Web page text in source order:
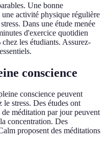
Une bonne
activité physique régulière
Dans une étude menée
d'exercice quotidien
les étudiants. Assurez-
conscience
conscience peuvent
stress. Des études ont
méditation par jour peuvent
concentration. Des
proposent des méditations